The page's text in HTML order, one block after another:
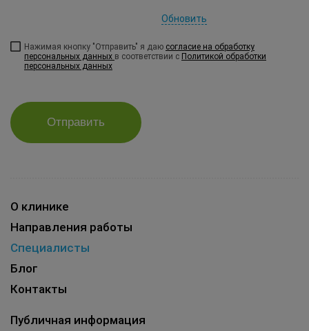
Обновить
Нажимая кнопку "Отправить" я даю согласие на обработку
персональных данных в соответствии с Политикой обработки
персональных данных
Отправить
О клинике
Направления работы
Специалисты
Блог
Контакты
Публичная информация